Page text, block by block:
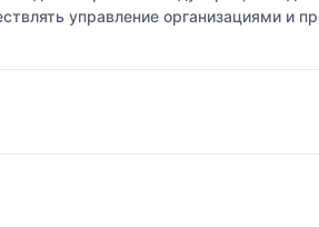
управление организациями и